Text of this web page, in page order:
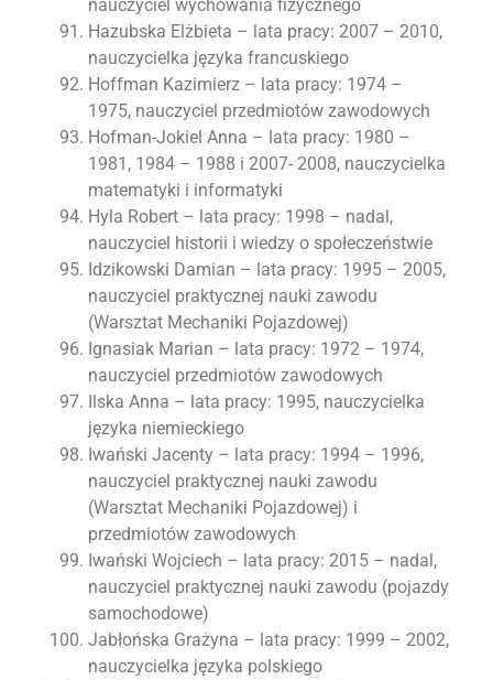
nauczyciel wychowania fizycznego
Hazubska Elżbieta – lata pracy: 2007 – 2010,
nauczycielka języka francuskiego
Hoffman Kazimierz – lata pracy: 1974 –
1975, nauczyciel przedmiotów zawodowych
Hofman-Jokiel Anna – lata pracy: 1980 –
1981, 1984 – 1988 i 2007- 2008, nauczycielka
matematyki i informatyki
Hyla Robert – lata pracy: 1998 – nadal,
nauczyciel historii i wiedzy o społeczeństwie
Idzikowski Damian – lata pracy: 1995 – 2005,
nauczyciel praktycznej nauki zawodu
(Warsztat Mechaniki Pojazdowej)
Ignasiak Marian – lata pracy: 1972 – 1974,
nauczyciel przedmiotów zawodowych
Ilska Anna – lata pracy: 1995, nauczycielka
języka niemieckiego
Iwański Jacenty – lata pracy: 1994 – 1996,
nauczyciel praktycznej nauki zawodu
(Warsztat Mechaniki Pojazdowej) i
przedmiotów zawodowych
Iwański Wojciech – lata pracy: 2015 – nadal,
nauczyciel praktycznej nauki zawodu (pojazdy
samochodowe)
Jabłońska Grażyna – lata pracy: 1999 – 2002,
nauczycielka języka polskiego